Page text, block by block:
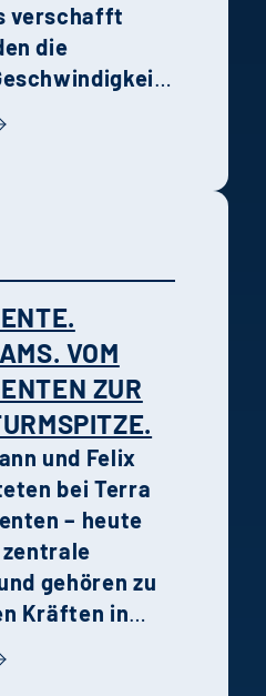
verschafft
die
Steuerung
VOM
ZUR
und Felix
bei Terra
– heute
gehören zu
Kräften in
Ihre